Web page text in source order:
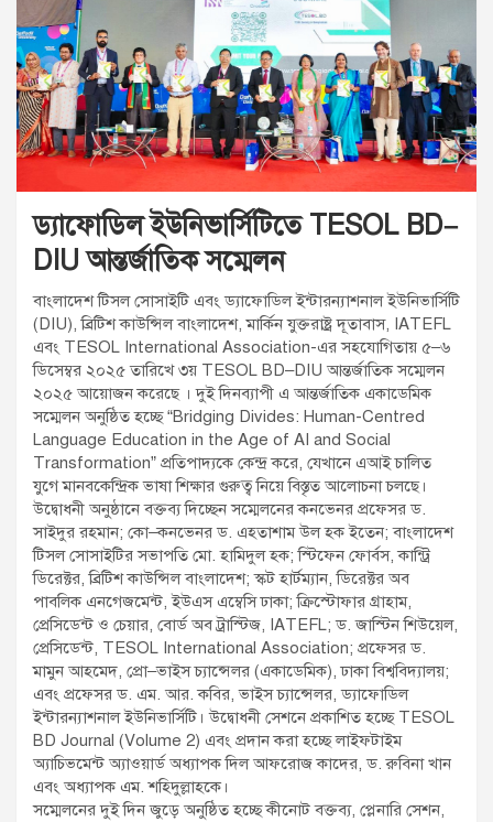
t
:
ড্যাফোডিল ইউনিভার্সিটিতে TESOL BD–
DIU আন্তর্জাতিক সম্মেলন
বাংলাদেশ টিসল সোসাইটি এবং ড্যাফোডিল ইন্টারন্যাশনাল ইউনিভার্সিটি
(DIU), ব্রিটিশ কাউন্সিল বাংলাদেশ, মার্কিন যুক্তরাষ্ট্র দূতাবাস, IATEFL
এবং TESOL International Association-এর সহযোগিতায় ৫–৬
ডিসেম্বর ২০২৫ তারিখে ৩য় TESOL BD–DIU আন্তর্জাতিক সম্মেলন
২০২৫ আয়োজন করেছে । দুই দিনব্যাপী এ আন্তর্জাতিক একাডেমিক
সম্মেলন অনুষ্ঠিত হচ্ছে “Bridging Divides: Human-Centred
Language Education in the Age of AI and Social
Transformation” প্রতিপাদ্যকে কেন্দ্র করে, যেখানে এআই চালিত
যুগে মানবকেন্দ্রিক ভাষা শিক্ষার গুরুত্ব নিয়ে বিস্তৃত আলোচনা চলছে।
উদ্বোধনী অনুষ্ঠানে বক্তব্য দিচ্ছেন সম্মেলনের কনভেনর প্রফেসর ড.
সাইদুর রহমান; কো–কনভেনর ড. এহতাশাম উল হক ইতেন; বাংলাদেশ
টিসল সোসাইটির সভাপতি মো. হামিদুল হক; স্টিফেন ফোর্বস, কান্ট্রি
ডিরেক্টর, ব্রিটিশ কাউন্সিল বাংলাদেশ; স্কট হার্টম্যান, ডিরেক্টর অব
পাবলিক এনগেজমেন্ট, ইউএস এম্বেসি ঢাকা; ক্রিস্টোফার গ্রাহাম,
প্রেসিডেন্ট ও চেয়ার, বোর্ড অব ট্রাস্টিজ, IATEFL; ড. জাস্টিন শিউয়েল,
প্রেসিডেন্ট, TESOL International Association; প্রফেসর ড.
মামুন আহমেদ, প্রো–ভাইস চ্যান্সেলর (একাডেমিক), ঢাকা বিশ্ববিদ্যালয়;
এবং প্রফেসর ড. এম. আর. কবির, ভাইস চ্যান্সেলর, ড্যাফোডিল
ইন্টারন্যাশনাল ইউনিভার্সিটি। উদ্বোধনী সেশনে প্রকাশিত হচ্ছে TESOL
BD Journal (Volume 2) এবং প্রদান করা হচ্ছে লাইফটাইম
অ্যাচিভমেন্ট অ্যাওয়ার্ড অধ্যাপক দিল আফরোজ কাদের, ড. রুবিনা খান
এবং অধ্যাপক এম. শহিদুল্লাহকে।
সম্মেলনের দুই দিন জুড়ে অনুষ্ঠিত হচ্ছে কীনোট বক্তব্য, প্লেনারি সেশন,